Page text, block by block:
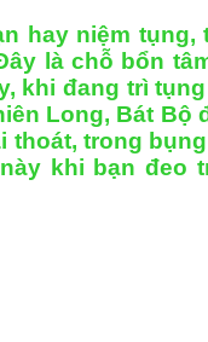
hay niệm tụng,
là chỗ bổn
khi đang trì
Long, Bát Bộ
thoát, trong
khi bạn đeo